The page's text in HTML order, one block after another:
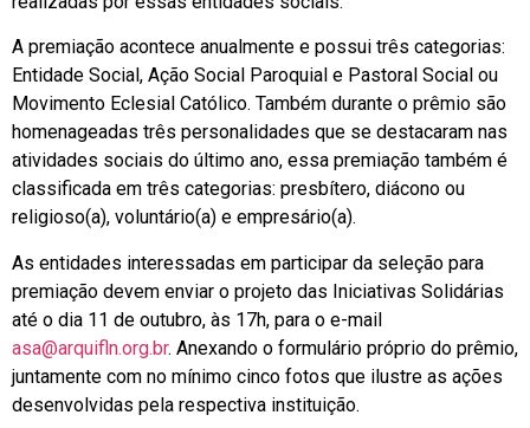
A premiação acontece anualmente e possui três categorias:
Entidade Social, Ação Social Paroquial e Pastoral Social ou
Movimento Eclesial Católico. Também durante o prêmio são
homenageadas três personalidades que se destacaram nas
atividades sociais do último ano, essa premiação também é
classificada em três categorias: presbítero, diácono ou
religioso(a), voluntário(a) e empresário(a).
As entidades interessadas em participar da seleção para
premiação devem enviar o projeto das Iniciativas Solidárias
até o dia 11 de outubro, às 17h, para o e-mail
asa@arquifln.org.br. Anexando o formulário próprio do prêmio,
juntamente com no mínimo cinco fotos que ilustre as ações
desenvolvidas pela respectiva instituição.